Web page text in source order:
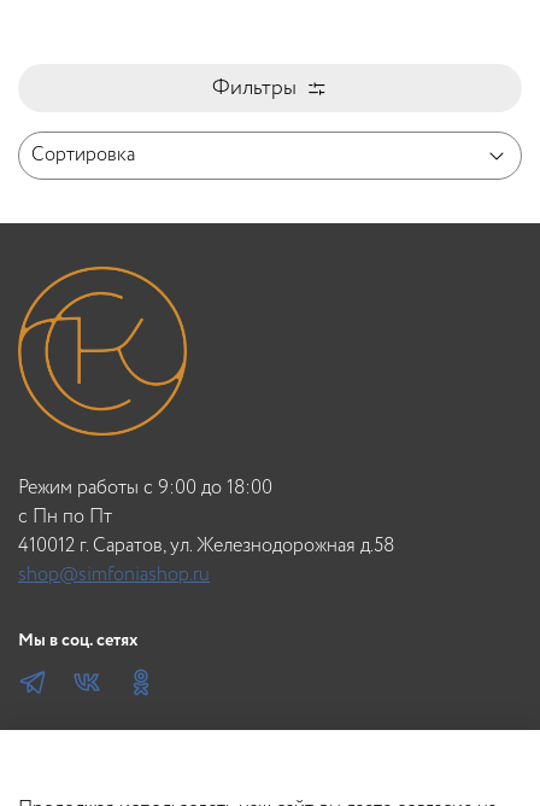
Фильтры
Режим работы с 9:00 до 18:00
c Пн по Пт
410012 г. Саратов, ул. Железнодорожная д.58
shop@simfoniashop.ru
Мы в соц. сетях